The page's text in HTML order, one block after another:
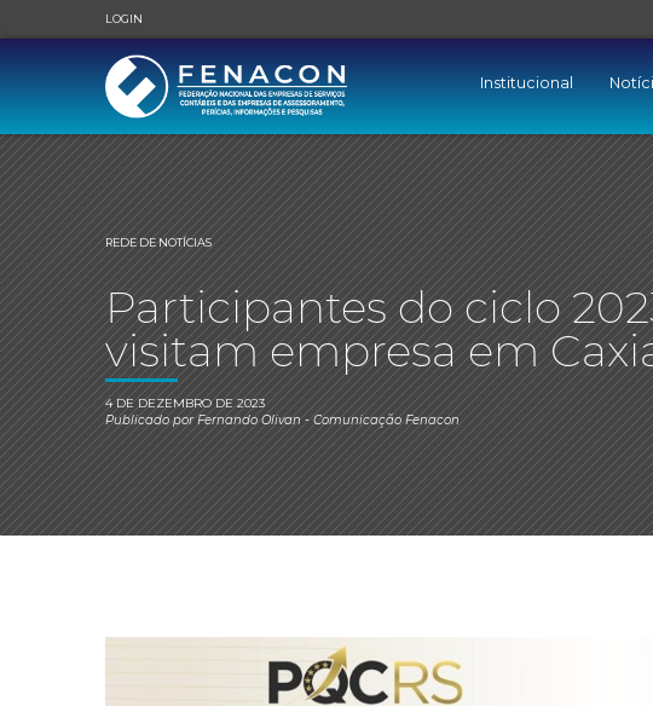
LOGIN
Institucional
REDE DE NOTÍCIAS
Participantes do ciclo
visitam empresa em
4 DE DEZEMBRO DE 2023
Publicado porFernando Olivan- Comunicação Fenacon